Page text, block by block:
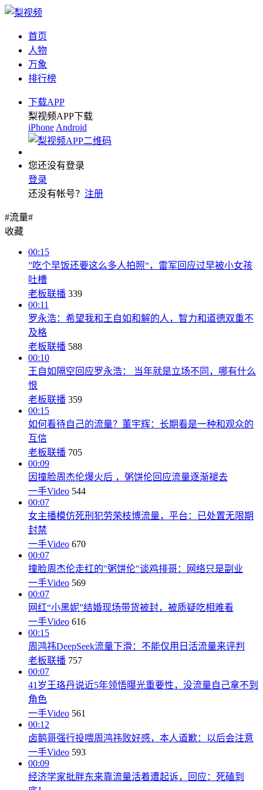
首页
人物
万象
排行榜
下载APP
梨视频APP下载
iPhone Android
您还没有登录
登录
还没有帐号？ 注册
#流量#
收藏
00:15
”吃个早饭还要这么多人拍照“，雷军回应过早被小女孩
吐槽
老板联播 339
00:11
罗永浩：希望我和王自如和解的人，智力和道德双重不
及格
老板联播 588
00:10
王自如隔空回应罗永浩： 当年就是立场不同，哪有什么
恨
老板联播 359
00:15
如何看待自己的流量？董宇辉：长期看是一种和观众的
互信
老板联播 705
00:09
因撞脸周杰伦爆火后 ，粥饼伦回应流量逐渐褪去
一手Video 544
00:07
女主播模仿死刑犯劳荣枝博流量，平台：已处置无限期
封禁
一手Video 670
00:07
撞脸周杰伦走红的"粥饼伦"谈鸡排哥：网络只是副业
一手Video 569
00:07
网红“小黑妮”结婚现场带货被封，被质疑吃相难看
一手Video 616
00:15
周鸿祎DeepSeek流量下滑：不能仅用日活流量来评判
老板联播 757
00:07
41岁王珞丹说近5年领悟曝光重要性，没流量自己拿不到
角色
一手Video 561
00:12
卤鹅哥强行投喂周鸿祎败好感，本人道歉：以后会注意
一手Video 593
00:09
经济学家批胖东来靠流量活着遭起诉，回应：死磕到